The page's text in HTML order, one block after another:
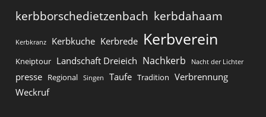
kerbborschedietzenbach kerbdahaam
Kerbkranz Kerbkuche Kerbrede Kerbverein
Kneiptour Landschaft Dreieich Nachkerb Nacht der Lichter
presse Regional Singen Taufe Tradition Verbrennung
Weckruf